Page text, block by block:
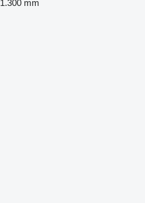
1.300 mm